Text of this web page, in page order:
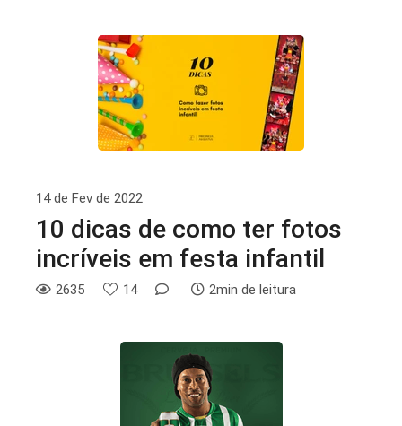
14 de Fev de 2022
10 dicas de como ter fotos
incríveis em festa infantil
2635 14 2min de leitura